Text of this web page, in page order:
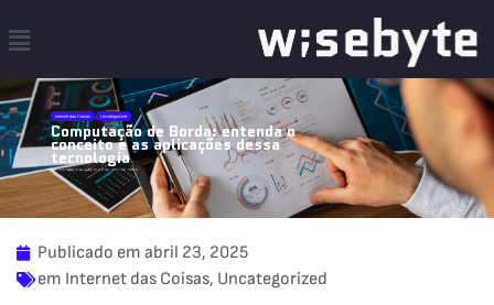
Computação de Borda: entenda o
conceito e as aplicações dessa
tecnologia
Publicado por wisebyte 23 de abril de 2025
Internet das Coisas Uncategorized
Publicado em abril 23, 2025
em Internet das Coisas, Uncategorized